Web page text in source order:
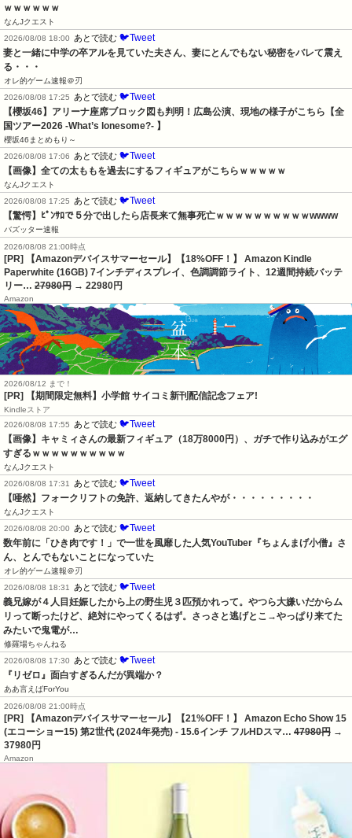
ｗｗｗｗｗｗ
なんJクエスト
2026/08/08 18:00
あとで読む 🐦Tweet
妻と一緒に中学の卒アルを見ていた夫さん、妻にとんでもない秘密をバレて震え
る・・・
オレ的ゲーム速報＠刃
2026/08/08 17:25
あとで読む 🐦Tweet
【櫻坂46】アリーナ座席ブロック図も判明！広島公演、現地の様子がこちら【全
国ツアー2026 -What’s lonesome?- 】
櫻坂46まとめもり～
2026/08/08 17:06
あとで読む 🐦Tweet
【画像】全ての太ももを過去にするフィギュアがこちらｗｗｗｗｗ
なんJクエスト
2026/08/08 17:25
あとで読む 🐦Tweet
【驚愕】ﾋﾟﾝｻﾛで５分で出したら店長来て無事死亡ｗｗｗｗｗｗｗｗｗｗwwww
バズッター速報
2026/08/08 21:00時点
[PR] 【Amazonデバイスサマーセール】【18%OFF！】 Amazon Kindle
Paperwhite (16GB) 7インチディスプレイ、色調調節ライト、12週間持続バッテ
リー… 27980円 → 22980円
Amazon
2026/08/12 まで！
[PR] 【期間限定無料】小学館 サイコミ新刊配信記念フェア!
Kindleストア
2026/08/08 17:55 あとで読む 🐦Tweet
【画像】キャミィさんの最新フィギュア（18万8000円）、ガチで作り込みがエグ
すぎるｗｗｗｗｗｗｗｗｗｗ
なんJクエスト
2026/08/08 17:31 あとで読む 🐦Tweet
【唖然】フォークリフトの免許、返納してきたんやが・・・・・・・・・
なんJクエスト
2026/08/08 20:00 あとで読む 🐦Tweet
数年前に「ひき肉です！」で一世を風靡した人気YouTuber『ちょんまげ小僧』さ
ん、とんでもないことになっていた
オレ的ゲーム速報＠刃
2026/08/08 18:31 あとで読む 🐦Tweet
義兄嫁が４人目妊娠したから上の野生児３匹預かれって。やつら大嫌いだからム
リって断ったけど、絶対にやってくるはず。さっさと逃げとこ→やっぱり来てた
みたいで鬼電が…
修羅場ちゃんねる
2026/08/08 17:30 あとで読む 🐦Tweet
『リゼロ』面白すぎるんだが異端か？
ああ言えばForYou
2026/08/08 21:00時点
[PR] 【Amazonデバイスサマーセール】【21%OFF！】 Amazon Echo Show 15
(エコーショー15) 第2世代 (2024年発売) - 15.6インチ フルHDスマ… 47980円 →
37980円
Amazon